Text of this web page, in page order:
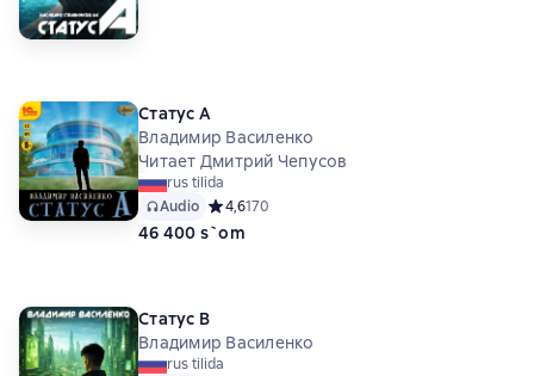
Статус А
Владимир Василенко
Читает Дмитрий Чепусов
rus tilida
Audio Средний рейтинг 4,6 на основе 170 оценок
4,6170
46 400 s`om
Статус B
Владимир Василенко
rus tilida